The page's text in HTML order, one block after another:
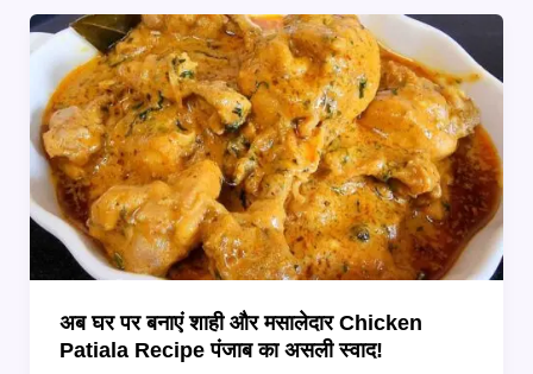
ग्रेवी
का
मज़ा
लें
–
घर
पर
बनाएं
Chicken
Patiala
अब घर पर बनाएं शाही और मसालेदार Chicken
Patiala Recipe पंजाब का असली स्वाद!